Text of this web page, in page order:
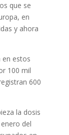
que se
en
y ahora
en estos
100 mil
600
la dosis
del